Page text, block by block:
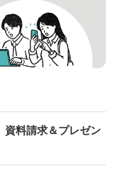
資料請求＆プレゼン